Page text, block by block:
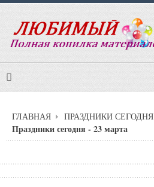
ГЛАВНАЯ ПРАЗДНИКИ СЕГОДНЯ
Праздники сегодня - 23 марта